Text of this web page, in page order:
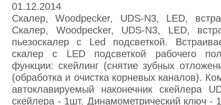
01.12.2014
Скалер, Woodpecker, UDS-N3, LED,
Скалер, Woodpecker, UDS-N3, LED,
пьезоскалер с Led подсветкой.
скалер с LED подсветкой рабочего
функции: скейлинг (снятие зубных
(обработка и очистка корневых каналов).
автоклавируемый наконечник скейлера
скейлера - 1шт. Динамометрический ключ -